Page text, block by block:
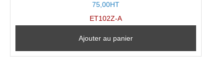
75,00HT
ET102Z-A
Ajouter au panier